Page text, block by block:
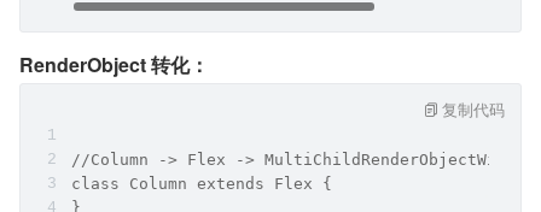
RenderObject 转化：
//Column -> Flex ->
class Column extends Flex {
}
复制代码